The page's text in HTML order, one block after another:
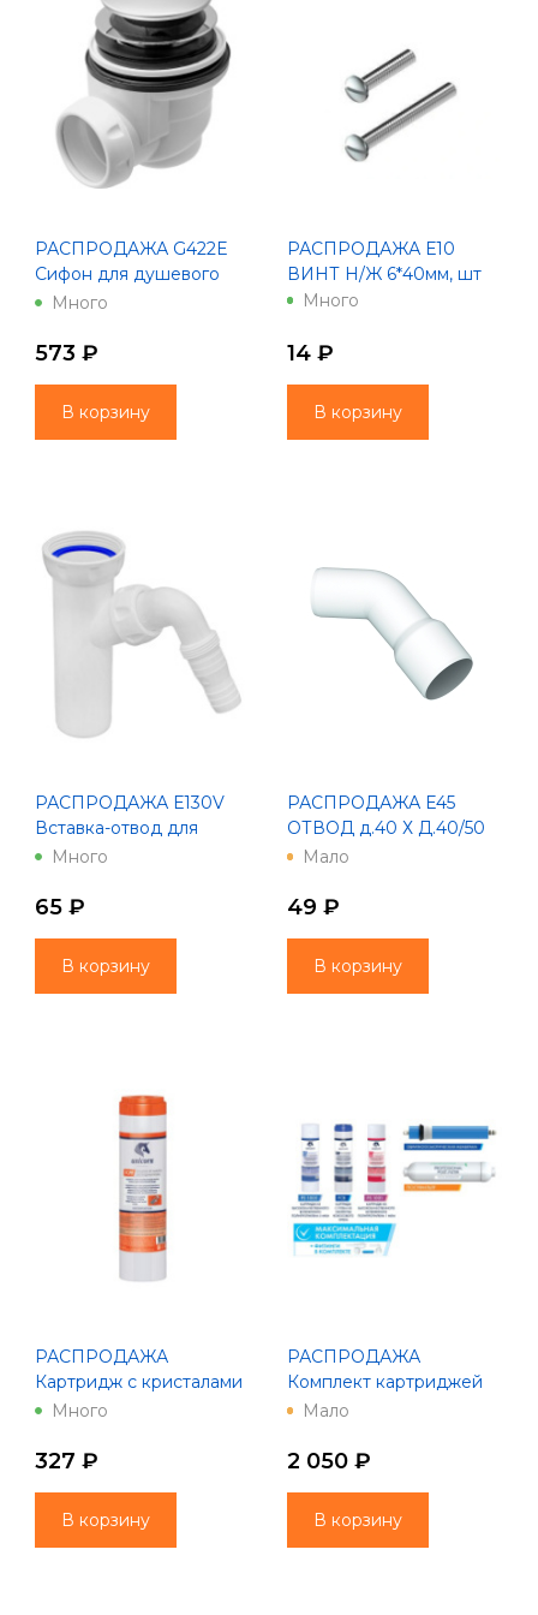
РАСПРОДАЖА G422E
Сифон для душевого
поддона системы клик
Много
573 ₽
В корзину
РАСПРОДАЖА Е10
ВИНТ Н/Ж 6*40мм, шт
Много
14 ₽
В корзину
РАСПРОДАЖА Е130V
Вставка-отвод для
стиральной машины
Много
65 ₽
В корзину
РАСПРОДАЖА Е45
ОТВОД д.40 Х Д.40/50
45*Мало
49 ₽
В корзину
РАСПРОДАЖА
Картридж с кристалами
полифосфата 10"
Много
327 ₽
В корзину
РАСПРОДАЖА
Комплект картриджей
для системы обратного
Мало
2 050 ₽
В корзину